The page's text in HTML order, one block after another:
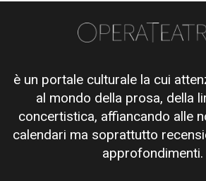
è un portale culturale la cui
al mondo della prosa, della
concertistica, affiancando alle
calendari ma soprattutto
approfondimenti.